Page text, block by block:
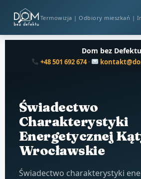
Termowizja | Odbiory mieszkań |
Dom bez Defektu
+48 501 692 674·
Świadectwo
Charakterystyki
Energetycznej
Wrocławskie
Świadectwo charakterystyki